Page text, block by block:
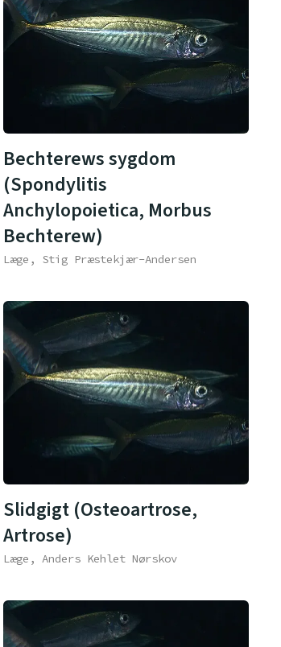
Bechterews sygdom
(Spondylitis
Anchylopoietica, Morbus
Bechterew)
Læge, Stig Præstekjær-Andersen
Slidgigt (Osteoartrose,
Artrose)
Læge, Anders Kehlet Nørskov